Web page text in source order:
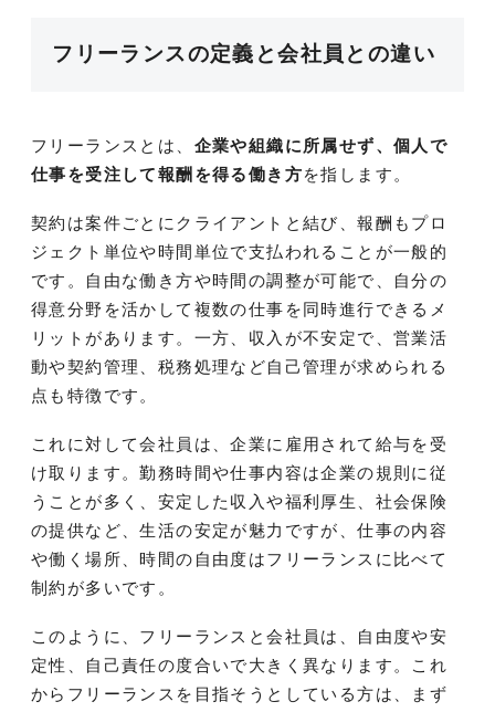
フリーランスの定義と会社員との違い
フリーランスとは、 企業や組織に所属せず、個人で
仕事を受注して報酬を得る働き方を指します。
契約は案件ごとにクライアントと結び、報酬もプロ
ジェクト単位や時間単位で支払われることが一般的
です。自由な働き方や時間の調整が可能で、自分の
得意分野を活かして複数の仕事を同時進行できるメ
リットがあります。一方、収入が不安定で、営業活
動や契約管理、税務処理など自己管理が求められる
点も特徴です。
これに対して会社員は、企業に雇用されて給与を受
け取ります。勤務時間や仕事内容は企業の規則に従
うことが多く、安定した収入や福利厚生、社会保険
の提供など、生活の安定が魅力ですが、仕事の内容
や働く場所、時間の自由度はフリーランスに比べて
制約が多いです。
このように、フリーランスと会社員は、自由度や安
定性、自己責任の度合いで大きく異なります。これ
からフリーランスを目指そうとしている方は、まず